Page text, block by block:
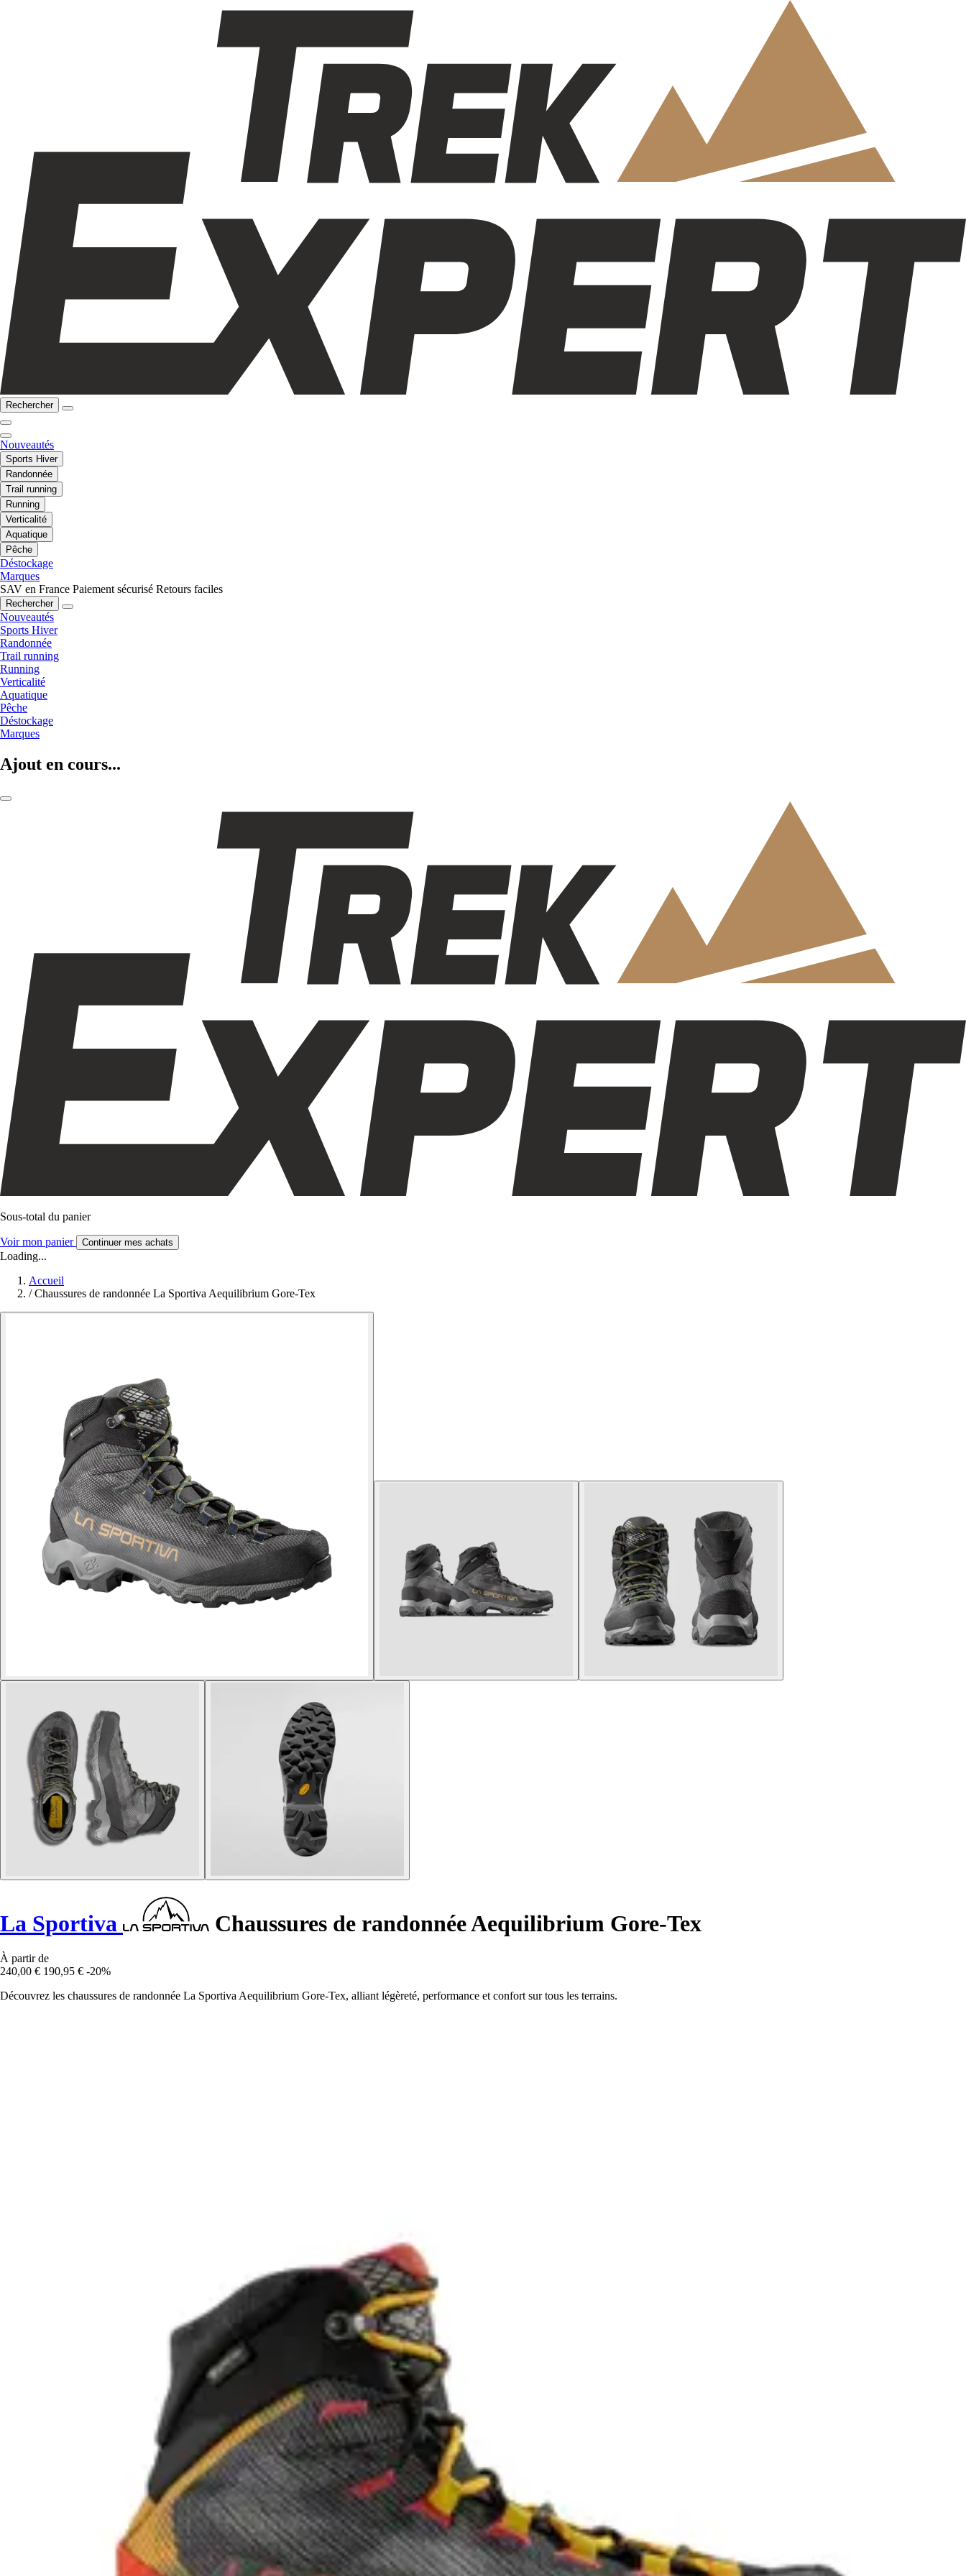
Rechercher
Nouveautés
Sports Hiver
Randonnée
Trail running
Running
Verticalité
Aquatique
Pêche
Déstockage
Marques
SAV en France Paiement sécurisé Retours faciles
Rechercher
Nouveautés
Sports Hiver
Randonnée
Trail running
Running
Verticalité
Aquatique
Pêche
Déstockage
Marques
Ajout en cours...
Sous-total du panier
Voir mon panier Continuer mes achats
Loading...
Accueil
/ Chaussures de randonnée La Sportiva Aequilibrium Gore-Tex
La Sportiva Chaussures de randonnée Aequilibrium Gore-Tex
À partir de
240,00 € 190,95 € -20%
Découvrez les chaussures de randonnée La Sportiva Aequilibrium Gore-Tex, alliant légèreté, performance et confort sur tous les terrains.